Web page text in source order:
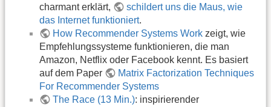
charmant erklärt,
schildert uns die Maus, wie
das Internet funktioniert.
How Recommender Systems Work zeigt, wie
Empfehlungssysteme funktionieren, die man
Amazon, Netflix oder Facebook kennt. Es basiert
auf dem Paper
Matrix Factorization Techniques
For Recommender Systems
The Race (13 Min.): inspirierender